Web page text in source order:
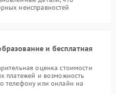
неисправностей
и бесплатная
оценка стоимости
платежей и возможность
телефону или онлайн на